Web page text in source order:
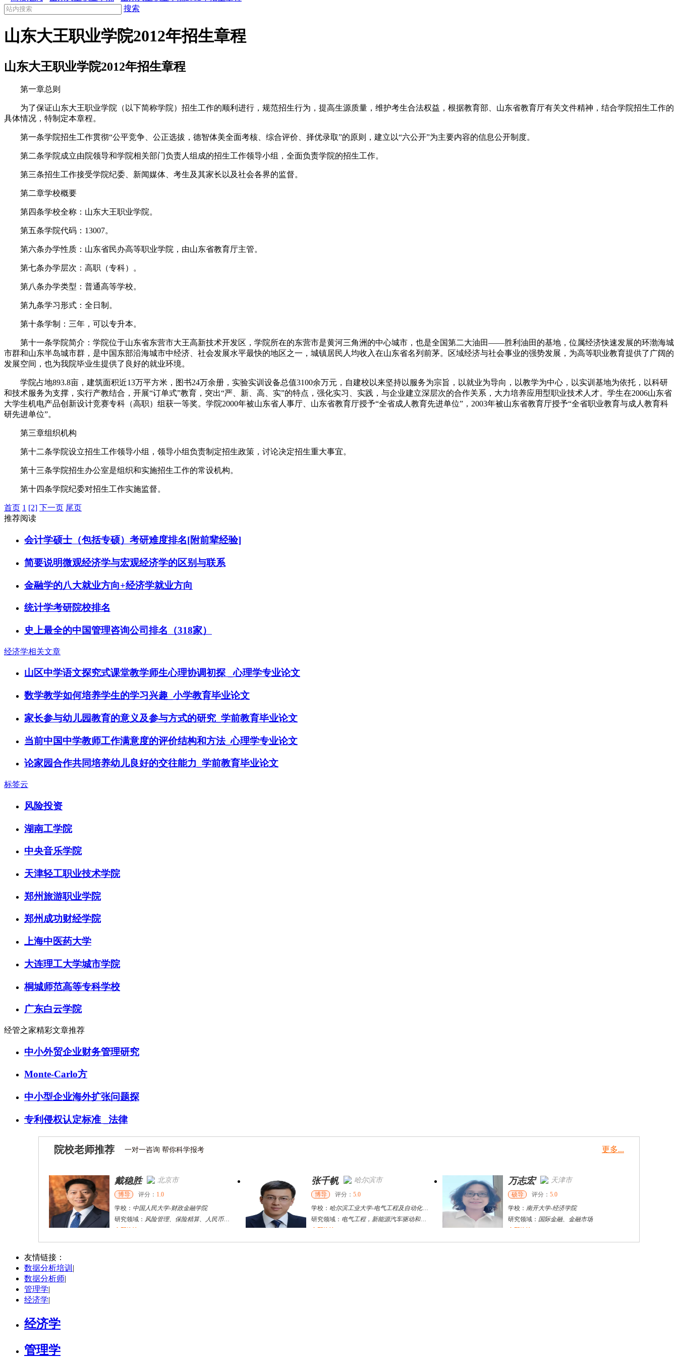
搜索
山东大王职业学院2012年招生章程
山东大王职业学院2012年招生章程
第一章总则
为了保证山东大王职业学院（以下简称学院）招生工作的顺利进行，规范招生行为，提高生源质量，维护考生合法权益，根据教育部、山东省教育厅有关文件精神，结合学院招生工作的
具体情况，特制定本章程。
第一条学院招生工作贯彻“公平竞争、公正选拔，德智体美全面考核、综合评价、择优录取”的原则，建立以“六公开”为主要内容的信息公开制度。
第二条学院成立由院领导和学院相关部门负责人组成的招生工作领导小组，全面负责学院的招生工作。
第三条招生工作接受学院纪委、新闻媒体、考生及其家长以及社会各界的监督。
第二章学校概要
第四条学校全称：山东大王职业学院。
第五条学院代码：13007。
第六条办学性质：山东省民办高等职业学院，由山东省教育厅主管。
第七条办学层次：高职（专科）。
第八条办学类型：普通高等学校。
第九条学习形式：全日制。
第十条学制：三年，可以专升本。
第十一条学院简介：学院位于山东省东营市大王高新技术开发区，学院所在的东营市是黄河三角洲的中心城市，也是全国第二大油田——胜利油田的基地，位属经济快速发展的环渤海城
市群和山东半岛城市群，是中国东部沿海城市中经济、社会发展水平最快的地区之一，城镇居民人均收入在山东省名列前茅。区域经济与社会事业的强势发展，为高等职业教育提供了广阔的
发展空间，也为我院毕业生提供了良好的就业环境。
学院占地893.8亩，建筑面积近13万平方米，图书24万余册，实验实训设备总值3100余万元，自建校以来坚持以服务为宗旨，以就业为导向，以教学为中心，以实训基地为依托，以科研
和技术服务为支撑，实行产教结合，开展“订单式”教育，突出“严、新、高、实”的特点，强化实习、实践，与企业建立深层次的合作关系，大力培养应用型职业技术人才。学生在2006山东省
大学生机电产品创新设计竞赛专科（高职）组获一等奖。学院2000年被山东省人事厅、山东省教育厅授予“全省成人教育先进单位”，2003年被山东省教育厅授予“全省职业教育与成人教育科
研先进单位”。
第三章组织机构
第十二条学院设立招生工作领导小组，领导小组负责制定招生政策，讨论决定招生重大事宜。
第十三条学院招生办公室是组织和实施招生工作的常设机构。
第十四条学院纪委对招生工作实施监督。
首页 1 [2] 下一页 尾页
推荐阅读
会计学硕士（包括专硕）考研难度排名[附前辈经验]
简要说明微观经济学与宏观经济学的区别与联系
金融学的八大就业方向+经济学就业方向
统计学考研院校排名
史上最全的中国管理咨询公司排名（318家）
经济学相关文章
山区中学语文探究式课堂教学师生心理协调初探 _心理学专业论文
数学教学如何培养学生的学习兴趣_小学教育毕业论文
家长参与幼儿园教育的意义及参与方式的研究_学前教育毕业论文
当前中国中学教师工作满意度的评价结构和方法_心理学专业论文
论家园合作共同培养幼儿良好的交往能力_学前教育毕业论文
标签云
风险投资
湖南工学院
中央音乐学院
天津轻工职业技术学院
郑州旅游职业学院
郑州成功财经学院
上海中医药大学
大连理工大学城市学院
桐城师范高等专科学校
广东白云学院
经管之家精彩文章推荐
中小外贸企业财务管理研究
Monte-Carlo方
中小型企业海外扩张问题探
专利侵权认定标准 _法律
院校老师推荐 一对一咨询 帮你科学报考 更多...
戴稳胜 北京市
博导 评分： 1.0
学校： 中国人民大学-财政金融学院
研究领域： 风险管理、保险精算、人民币国际化
立即咨询
张千帆 哈尔滨市
博导 评分： 5.0
学校： 哈尔滨工业大学-电气工程及自动化学院
研究领域： 电气工程，新能源汽车驱动和充电
立即咨询
万志宏 天津市
硕导 评分： 5.0
学校： 南开大学-经济学院
研究领域： 国际金融、金融市场
立即咨询
陈传红 武汉市 何斌锋 苏州市 杜** 黄浦区
友情链接：
数据分析培训 |
数据分析师|
管理学|
经济学|
经济学
管理学